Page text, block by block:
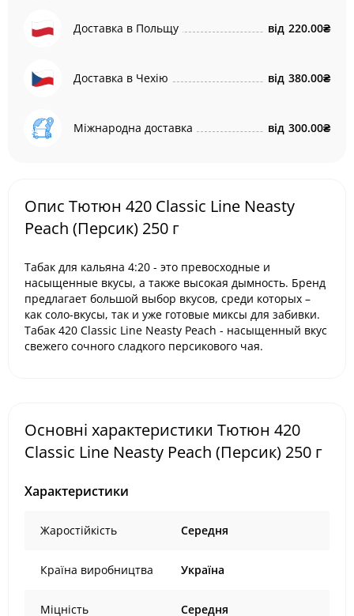
Доставка в Польщу від 220.00₴
Доставка в Чехію від 380.00₴
Міжнародна доставка від 300.00₴
Опис Тютюн 420 Classic Line Neasty
Peach (Персик) 250 г
Табак для кальяна 4:20 - это превосходные и
насыщенные вкусы, а также высокая дымность. Бренд
предлагает большой выбор вкусов, среди которых –
как соло-вкусы, так и уже готовые миксы для забивки.
Табак 420 Classic Line Neasty Peach - насыщенный вкус
свежего сочного сладкого персикового чая.
Основні характеристики Тютюн 420
Classic Line Neasty Peach (Персик) 250 г
Характеристики
Жаростійкість Середня
Країна виробництва Україна
Міцність Середня